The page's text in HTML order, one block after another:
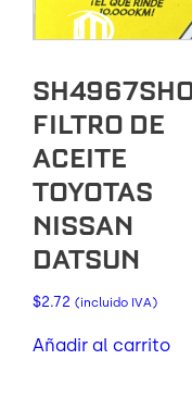
FILTRO DE
ACEITE
TOYOTAS
NISSAN
DATSUN
$2.72 (incluido IVA)
Añadir al carrito